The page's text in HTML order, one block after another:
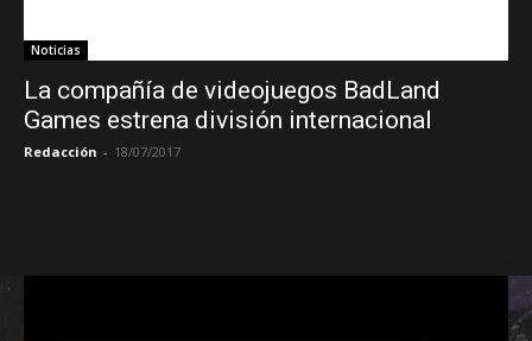
Noticias
La compañía de videojuegos BadLand
Games estrena división internacional
Redacción - 18/07/2017